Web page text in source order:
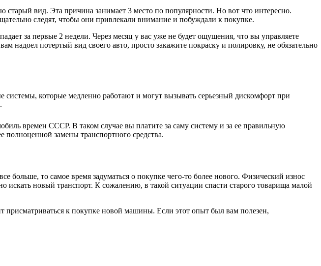
старый вид. Эта причина занимает 3 место по популярности. Но вот что интересно.
следят, чтобы они привлекали внимание и побуждали к покупке.
за первые 2 недели. Через месяц у вас уже не будет ощущения, что вы управляете
потертый вид своего авто, просто закажите покраску и полировку, не обязательно
системы, которые медленно работают и могут вызывать серьезный дискомфорт при
времен СССР. В таком случае вы платите за саму систему и за ее правильную
полноценной замены транспортного средства.
больше, то самое время задуматься о покупке чего-то более нового. Физический износ
новый транспорт. К сожалению, в такой ситуации спасти старого товарища малой
присматриваться к покупке новой машины. Если этот опыт был вам полезен,